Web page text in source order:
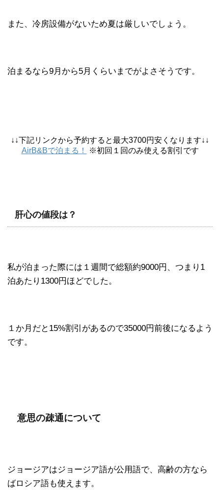
また、冷房設備がないため夏は厳しいでしょう。
泊まるなら9月から5月くらいまでがよさそうです。
↓↓下記リンクから予約すると最大3700円安くなります↓↓
AirB&Bで泊まる！
※初回１回のみ使える割引です
肝心の値段は？
私が泊まった際には１週間で総額約9000円、つまり1
泊あたり1300円ほどでした。
１か月だと15%割引があるので35000円前後になるよう
です。
意思の疎通について
ジョージアはジョージア語が公用語で、高齢の方なら
ばロシア語も使えます。